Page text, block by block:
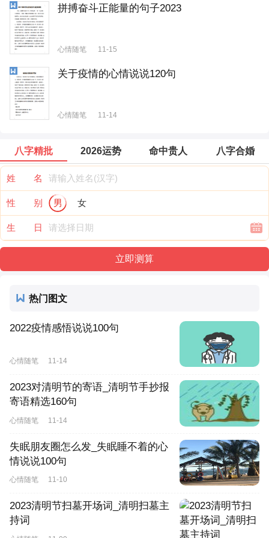
拼搏奋斗正能量的句子2023
心情随笔 11-15
关于疫情的心情说说120句
心情随笔 11-14
八字精批 2026运势 命中贵人 八字合婚
姓 名
性 别 男 女
生 日
热门图文
2022疫情感悟说说100句
心情随笔 11-14
2023对清明节的寄语_清明节手抄报
寄语精选160句
心情随笔 11-14
失眠朋友圈怎么发_失眠睡不着的心
情说说100句
心情随笔 11-10
2023清明节扫墓开场词_清明扫墓主
持词